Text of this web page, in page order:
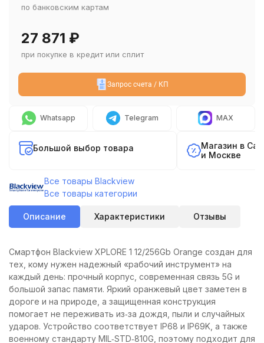
по банковским картам
27 871 ₽
при покупке в кредит или сплит
Запрос счета / КП
Whatsapp Telegram MAX
Большой выбор товара
Магазин в
и Москве
Все товары Blackview
Все товары категории
Описание Характеристики Отзывы
Смартфон Blackview XPLORE 1 12/256Gb Orange создан для
тех, кому нужен надежный «рабочий инструмент» на
каждый день: прочный корпус, современная связь 5G и
большой запас памяти. Яркий оранжевый цвет заметен в
дороге и на природе, а защищенная конструкция
помогает не переживать из‑за дождя, пыли и случайных
ударов. Устройство соответствует IP68 и IP69K, а также
военному стандарту MIL‑STD‑810G, поэтому подходит для